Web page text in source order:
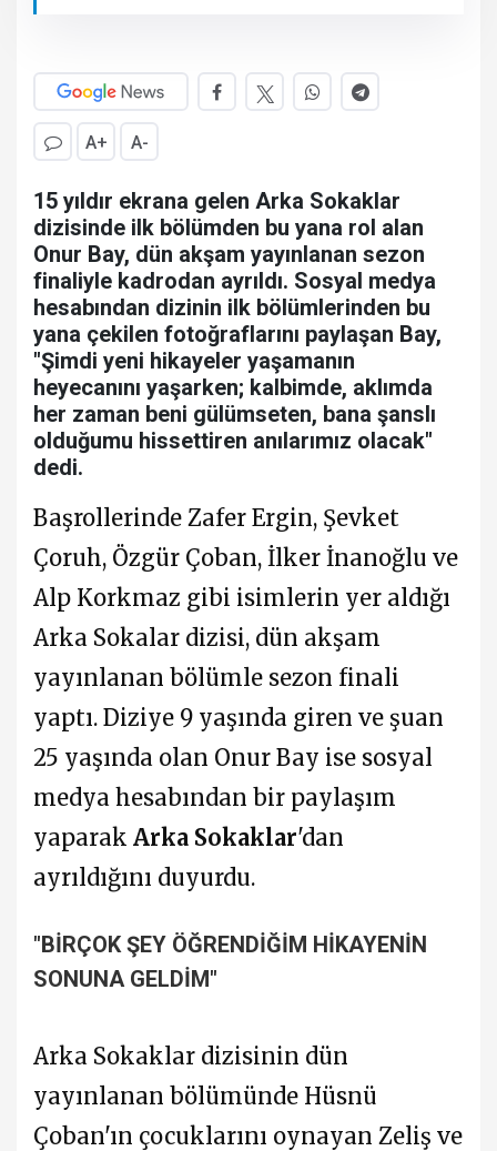
A+ A-
15 yıldır ekrana gelen Arka Sokaklar
dizisinde ilk bölümden bu yana rol alan
Onur Bay, dün akşam yayınlanan sezon
finaliyle kadrodan ayrıldı. Sosyal medya
hesabından dizinin ilk bölümlerinden bu
yana çekilen fotoğraflarını paylaşan Bay,
"Şimdi yeni hikayeler yaşamanın
heyecanını yaşarken; kalbimde, aklımda
her zaman beni gülümseten, bana şanslı
olduğumu hissettiren anılarımız olacak"
dedi.
Başrollerinde Zafer Ergin, Şevket
Çoruh, Özgür Çoban, İlker İnanoğlu ve
Alp Korkmaz gibi isimlerin yer aldığı
Arka Sokalar dizisi, dün akşam
yayınlanan bölümle sezon finali
yaptı. Diziye 9 yaşında giren ve şuan
25 yaşında olan Onur Bay ise sosyal
medya hesabından bir paylaşım
yaparak Arka Sokaklar'dan
ayrıldığını duyurdu.
"BİRÇOK ŞEY ÖĞRENDİĞİM HİKAYENİN
SONUNA GELDİM"
Arka Sokaklar dizisinin dün
yayınlanan bölümünde Hüsnü
Çoban'ın çocuklarını oynayan Zeliş ve